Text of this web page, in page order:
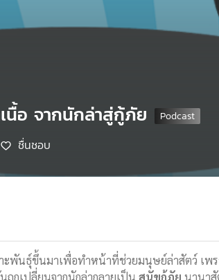
นื้อ จากนักล่าสู่กู้ภัย
ชื่นชอบ
ะพันธุ์ขึ้นมาเพื่อทำหน้าที่ช่วยมนุษย์ล่าสัตว์ เพร
ถูกเปลี่ยนจากนักล่ากลายเป็น สุนัขกู้ภัย นานาสั